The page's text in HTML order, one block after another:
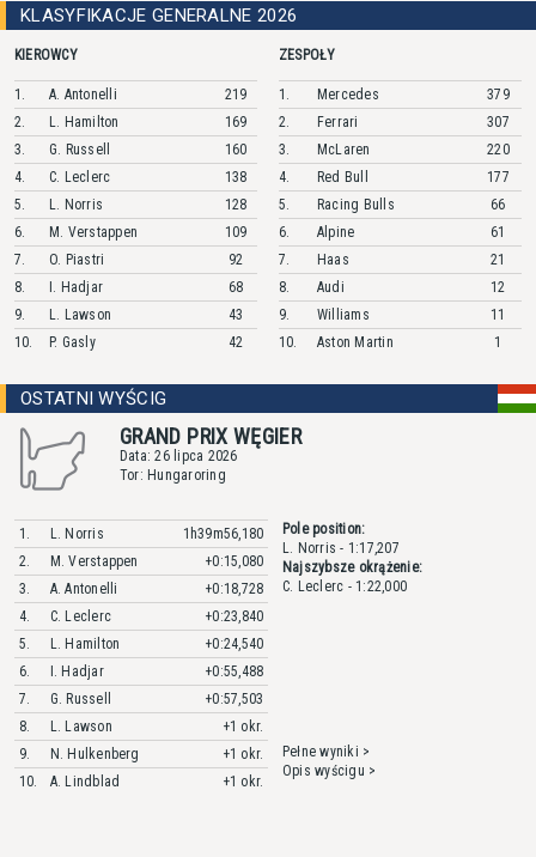
KLASYFIKACJE GENERALNE 2026
KIEROWCY
1. A. Antonelli
219
2.
L. Hamilton
169
3.
G. Russell
160
4.
C. Leclerc
138
5.
L. Norris
128
6.
M. Verstappen
109
7.
O. Piastri
92
8.
I. Hadjar
68
9.
L. Lawson
43
10.
P. Gasly 42
ZESPOŁY
1. Mercedes
379
2.
Ferrari
307
3.
McLaren
220
4.
Red Bull
177
5.
Racing Bulls
66
6.
Alpine
61
7.
Haas
21
8.
Audi
12
9.
Williams
11
10.
Aston Martin 1
OSTATNI WYŚCIG
GRAND PRIX WĘGIER
Data: 26 lipca 2026
Tor: Hungaroring
1. L. Norris
1h39m56,180
2.
M. Verstappen
+0:15,080
3.
A. Antonelli
+0:18,728
4.
C. Leclerc
+0:23,840
5.
L. Hamilton
+0:24,540
6.
I. Hadjar
+0:55,488
7.
G. Russell
+0:57,503
8.
L. Lawson
+1 okr.
9.
N. Hulkenberg
+1 okr.
10.
A. Lindblad +1 okr.
Pole position:
L. Norris - 1:17,207
Najszybsze okrążenie:
C. Leclerc - 1:22,000
Pełne wyniki >
Opis wyścigu >